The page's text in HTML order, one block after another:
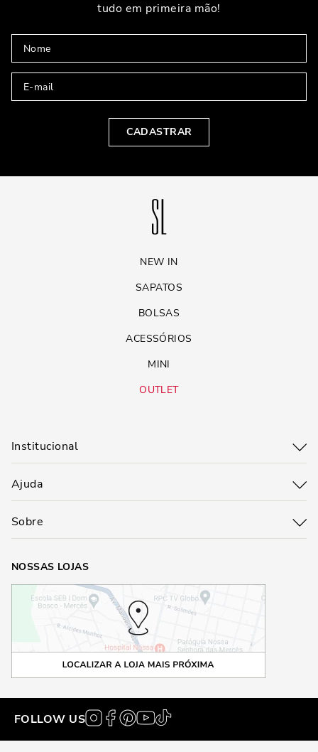
tudo em primeira mão!
CADASTRAR
NEW IN
SAPATOS
BOLSAS
ACESSÓRIOS
MINI
OUTLET
Institucional
Ajuda
Sobre
NOSSAS LOJAS
FOLLOW US